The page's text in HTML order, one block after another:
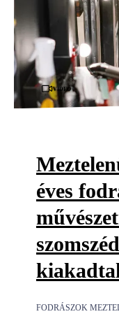
Videó
éves
FODRÁSZOK